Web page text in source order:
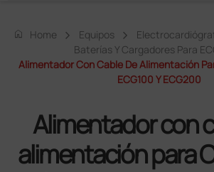
home Home Equipos
Baterías Y Cargadores Para
Alimentador Con Cable De Alimentación
ECG100 Y ECG200
Alimentador con
alimentación para